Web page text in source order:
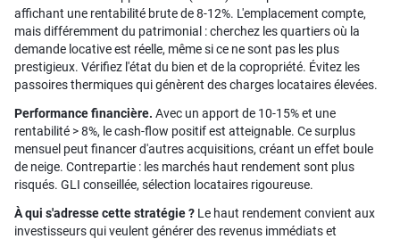
affichant une rentabilité brute de 8-12%. L'emplacement compte,
mais différemment du patrimonial : cherchez les quartiers où la
demande locative est réelle, même si ce ne sont pas les plus
prestigieux. Vérifiez l'état du bien et de la copropriété. Évitez les
passoires thermiques qui génèrent des charges locataires élevées.
Performance financière. Avec un apport de 10-15% et une
rentabilité > 8%, le cash-flow positif est atteignable. Ce surplus
mensuel peut financer d'autres acquisitions, créant un effet boule
de neige. Contrepartie : les marchés haut rendement sont plus
risqués. GLI conseillée, sélection locataires rigoureuse.
À qui s'adresse cette stratégie ? Le haut rendement convient aux
investisseurs qui veulent générer des revenus immédiats et